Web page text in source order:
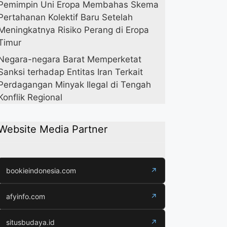
Uni Eropa Membahas Skema
Kolektif Baru Setelah
Risiko Perang di Eropa
negara Barat Memperketat
terhadap Entitas Iran Terkait
Minyak Ilegal di Tengah
Regional
Media Partner
bookieindonesia.com ↗
afyinfo.com ↗
situsbudaya.id ↗